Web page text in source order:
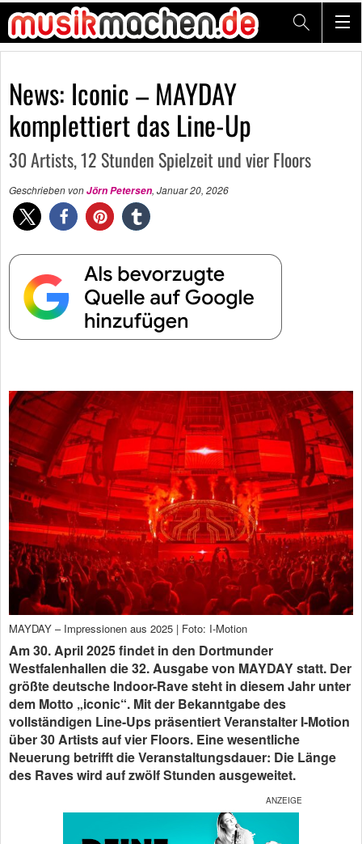
News: Iconic – MAYDAY
komplettiert das Line-Up
30 Artists, 12 Stunden Spielzeit und vier Floors
Geschrieben vonJörn Petersen, Januar 20, 2026
MAYDAY – Impressionen aus 2025 | Foto: I-Motion
Am 30. April 2025 findet in den Dortmunder
Westfalenhallen die 32. Ausgabe von MAYDAY statt. Der
größte deutsche Indoor-Rave steht in diesem Jahr unter
dem Motto „iconic“. Mit der Bekanntgabe des
vollständigen Line-Ups präsentiert Veranstalter I-Motion
über 30 Artists auf vier Floors. Eine wesentliche
Neuerung betrifft die Veranstaltungsdauer: Die Länge
des Raves wird auf zwölf Stunden ausgeweitet.